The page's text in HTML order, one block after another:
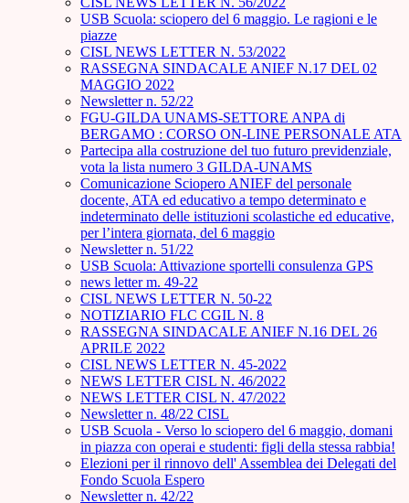
USB Scuola: sciopero del 6 maggio. Le ragioni e le
piazze
CISL NEWS LETTER N. 53/2022
RASSEGNA SINDACALE ANIEF N.17 DEL 02
MAGGIO 2022
Newsletter n. 52/22
FGU-GILDA UNAMS-SETTORE ANPA di
BERGAMO : CORSO ON-LINE PERSONALE ATA
Partecipa alla costruzione del tuo futuro previdenziale,
vota la lista numero 3 GILDA-UNAMS
Comunicazione Sciopero ANIEF del personale
docente, ATA ed educativo a tempo determinato e
indeterminato delle istituzioni scolastiche ed educative,
per l’intera giornata, del 6 maggio
Newsletter n. 51/22
USB Scuola: Attivazione sportelli consulenza GPS
news letter m. 49-22
CISL NEWS LETTER N. 50-22
NOTIZIARIO FLC CGIL N. 8
RASSEGNA SINDACALE ANIEF N.16 DEL 26
APRILE 2022
CISL NEWS LETTER N. 45-2022
NEWS LETTER CISL N. 46/2022
NEWS LETTER CISL N. 47/2022
Newsletter n. 48/22 CISL
USB Scuola - Verso lo sciopero del 6 maggio, domani
in piazza con operai e studenti: figli della stessa rabbia!
Elezioni per il rinnovo dell' Assemblea dei Delegati del
Fondo Scuola Espero
Newsletter n. 42/22